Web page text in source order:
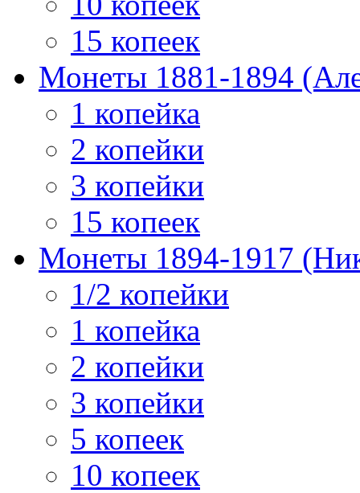
15 копеек
Монеты 1881-1894
1 копейка
2 копейки
3 копейки
15 копеек
Монеты 1894-1917
1/2 копейки
1 копейка
2 копейки
3 копейки
5 копеек
10 копеек